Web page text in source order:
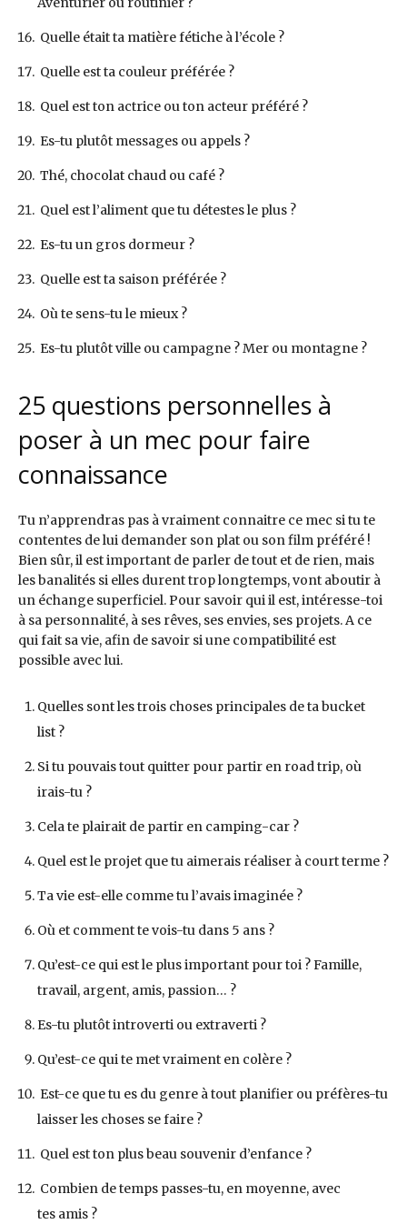
Quelle était ta matière fétiche à l’école ?
Quelle est ta couleur préférée ?
Quel est ton actrice ou ton acteur préféré ?
Es-tu plutôt messages ou appels ?
Thé, chocolat chaud ou café ?
Quel est l’aliment que tu détestes le plus ?
Es-tu un gros dormeur ?
Quelle est ta saison préférée ?
Où te sens-tu le mieux ?
Es-tu plutôt ville ou campagne ? Mer ou montagne ?
25 questions personnelles à
poser à un mec pour faire
connaissance
Tu n’apprendras pas à vraiment connaitre ce mec si tu te
contentes de lui demander son plat ou son film préféré !
Bien sûr, il est important de parler de tout et de rien, mais
les banalités si elles durent trop longtemps, vont aboutir à
un échange superficiel. Pour savoir qui il est, intéresse-toi
à sa personnalité, à ses rêves, ses envies, ses projets. A ce
qui fait sa vie, afin de savoir si une compatibilité est
possible avec lui.
Quelles sont les trois choses principales de ta bucket
list ?
Si tu pouvais tout quitter pour partir en road trip, où
irais-tu ?
Cela te plairait de partir en camping-car ?
Quel est le projet que tu aimerais réaliser à court terme ?
Ta vie est-elle comme tu l’avais imaginée ?
Où et comment te vois-tu dans 5 ans ?
Qu’est-ce qui est le plus important pour toi ? Famille,
travail, argent, amis, passion… ?
Es-tu plutôt introverti ou extraverti ?
Qu’est-ce qui te met vraiment en colère ?
Est-ce que tu es du genre à tout planifier ou préfères-tu
laisser les choses se faire ?
Quel est ton plus beau souvenir d’enfance ?
Combien de temps passes-tu, en moyenne, avec
tes amis ?